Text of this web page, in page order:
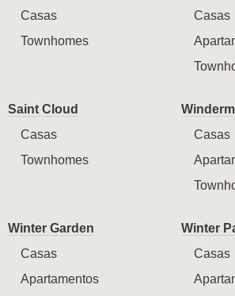
Casas
Townhomes
Casas
Saint Cloud
Casas
Townhomes
Casas
Winter Garden
Casas
Apartamentos
Winter
Casas